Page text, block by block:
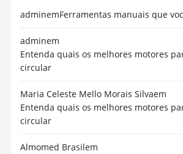
adminemFerramentas manuais que
adminem
Entenda quais os melhores motores
circular
Maria Celeste Mello Morais Silvaem
Entenda quais os melhores motores
circular
Almomed Brasilem